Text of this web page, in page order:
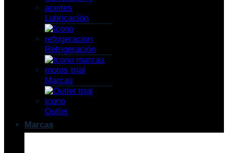
Lubricación
Refrigeración
Marcas
Outlet
Marcas